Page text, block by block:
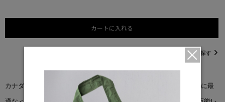
カートに入れる
直営店在庫を探す
カナダグースの人気アイテムをアップデートした、季節の変わり目に最